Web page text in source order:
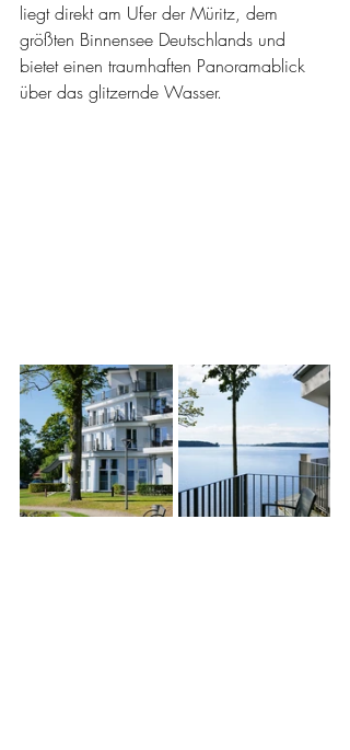
liegt direkt am Ufer der Müritz, dem
größten Binnensee Deutschlands und
bietet einen traumhaften Panoramablick
über das glitzernde Wasser.